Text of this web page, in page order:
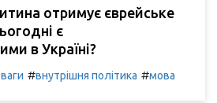
отримує єврейське
є
в Україні?
#внутрішня політика #мова